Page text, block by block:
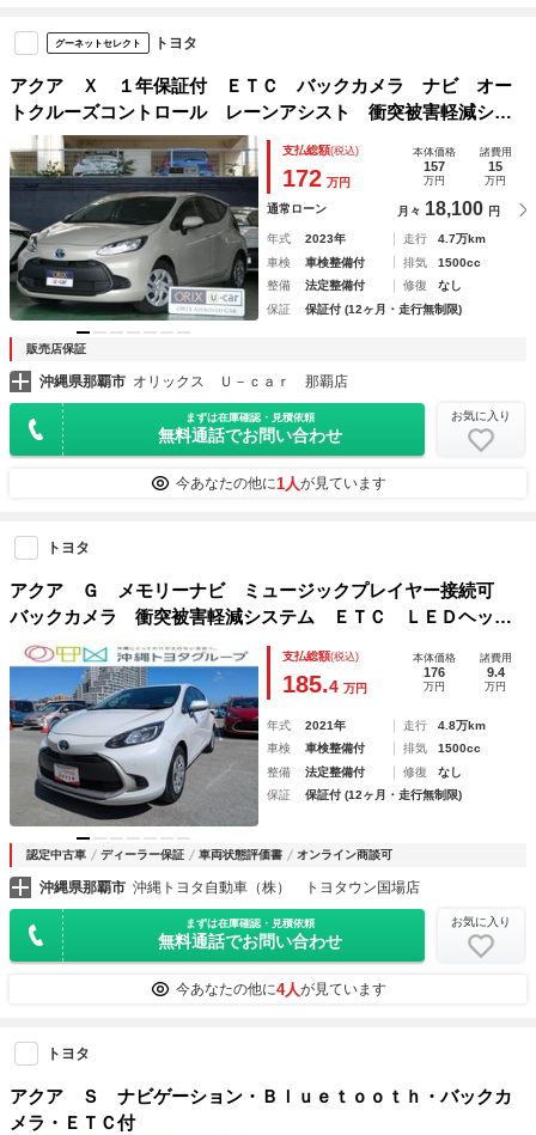
グーネットセレクト トヨタ
アクア Ｘ １年保証付 ＥＴＣ バックカメラ ナビ オー
トクルーズコントロール レーンアシスト 衝突被害軽減シス
テム オートマチックハイビーム オートライト ＬＥＤヘッ
ドランプ 電動格納ミラー １００Ｖ電源
支払総額(税込)
172 万円
本体価格
157
万円
諸費用
15
万円
通常ローン 月々 18,100 円
年式 2023年 走行
4.7万km
車検
車検整備付 排気
1500cc
整備
法定整備付 修復
なし
保証
保証付 (12ヶ月・走行無制限)
販売店保証
沖縄県那覇市 オリックス Ｕ－ｃａｒ 那覇店
まずは在庫確認・見積依頼
無料通話でお問い合わせ
お気に入り
今あなたの他に1人が見ています
トヨタ
アクア Ｇ メモリーナビ ミュージックプレイヤー接続可
バックカメラ 衝突被害軽減システム ＥＴＣ ＬＥＤヘッド
ランプ アイドリングストップ
支払総額(税込)
185.4 万円
本体価格
176
万円
諸費用
9.4
万円
年式 2021年 走行
4.8万km
車検
車検整備付 排気
1500cc
整備
法定整備付 修復
なし
保証
保証付 (12ヶ月・走行無制限)
認定中古車 ディーラー保証 車両状態評価書 オンライン商談可
沖縄県那覇市 沖縄トヨタ自動車（株） トヨタウン国場店
まずは在庫確認・見積依頼
無料通話でお問い合わせ
お気に入り
今あなたの他に4人が見ています
トヨタ
アクア Ｓ ナビゲーション・Ｂｌｕｅｔｏｏｔｈ・バックカ
メラ・ＥＴＣ付